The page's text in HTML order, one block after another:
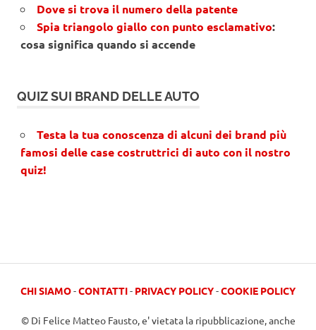
Dove si trova il numero della patente
Spia triangolo giallo con punto esclamativo:
cosa significa quando si accende
QUIZ SUI BRAND DELLE AUTO
Testa la tua conoscenza di alcuni dei brand più
famosi delle case costruttrici di auto con il nostro
quiz!
CHI SIAMO-CONTATTI- PRIVACY POLICY-COOKIE POLICY
© Di Felice Matteo Fausto, e' vietata la ripubblicazione, anche